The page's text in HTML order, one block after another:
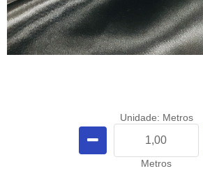
Unidade: Metros
Metros